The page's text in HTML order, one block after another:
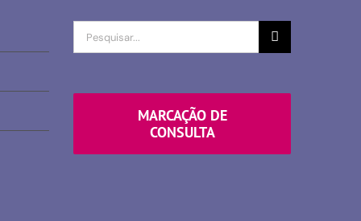
Procurar
por
MARCAÇÃO DE
CONSULTA